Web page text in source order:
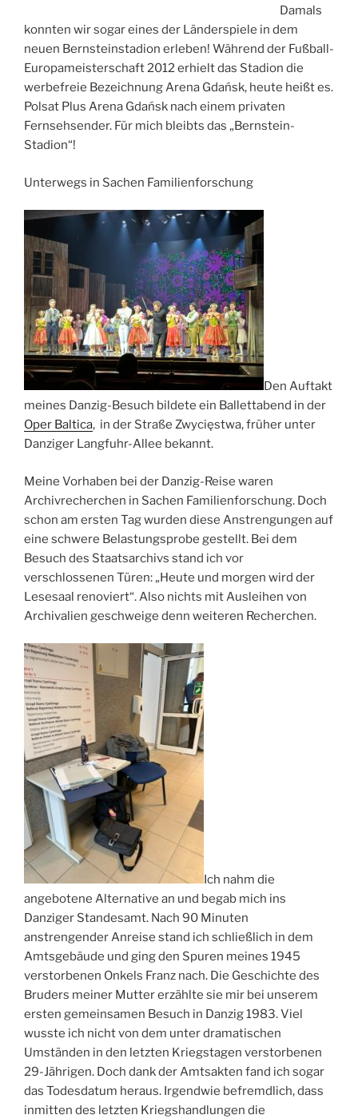
Damals
konnten wir sogar eines der Länderspiele in dem
neuen Bernsteinstadion erleben! Während der Fußball-
Europameisterschaft 2012 erhielt das Stadion die
werbefreie Bezeichnung Arena Gdańsk, heute heißt es.
Polsat Plus Arena Gdańsk nach einem privaten
Fernsehsender. Für mich bleibts das „Bernstein-
Stadion“!
Unterwegs in Sachen Familienforschung
Den Auftakt
meines Danzig-Besuch bildete ein Ballettabend in der
Oper Baltica, in der Straße Zwycięstwa, früher unter
Danziger Langfuhr-Allee bekannt.
Meine Vorhaben bei der Danzig-Reise waren
Archivrecherchen in Sachen Familienforschung. Doch
schon am ersten Tag wurden diese Anstrengungen auf
eine schwere Belastungsprobe gestellt. Bei dem
Besuch des Staatsarchivs stand ich vor
verschlossenen Türen: „Heute und morgen wird der
Lesesaal renoviert“. Also nichts mit Ausleihen von
Archivalien geschweige denn weiteren Recherchen.
Ich nahm die
angebotene Alternative an und begab mich ins
Danziger Standesamt. Nach 90 Minuten
anstrengender Anreise stand ich schließlich in dem
Amtsgebäude und ging den Spuren meines 1945
verstorbenen Onkels Franz nach. Die Geschichte des
Bruders meiner Mutter erzählte sie mir bei unserem
ersten gemeinsamen Besuch in Danzig 1983. Viel
wusste ich nicht von dem unter dramatischen
Umständen in den letzten Kriegstagen verstorbenen
29-Jährigen. Doch dank der Amtsakten fand ich sogar
das Todesdatum heraus. Irgendwie befremdlich, dass
inmitten des letzten Kriegshandlungen die